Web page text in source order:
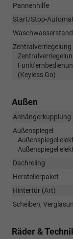
Pannenhilfe
Start/Stop-
Zentralverriegelung
(Keyless Go)
Außen
Anhängerkupplung
Außenspiegel
Außenspiegel
Außenspiegel
Dachreling
Herstellerpaket
Hintertür (Art)
Scheiben,
Räder &